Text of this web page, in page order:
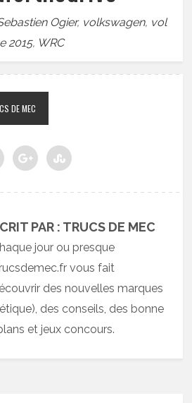
Ogier, volkswagen, vol
2015, WRC
DE MEC
PAR : TRUCS DE MEC
jour ou presque
vous fait
des nouvelles marques
des conseils, des bonne
et jeux concours.